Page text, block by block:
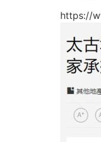
https://